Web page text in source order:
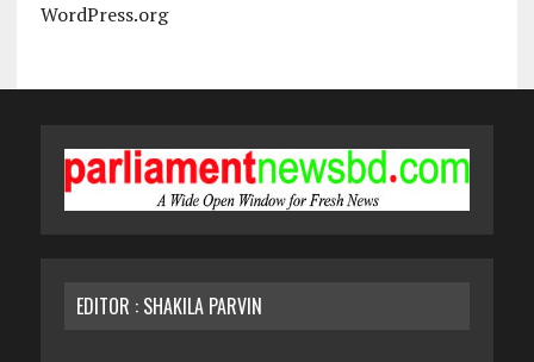
WordPress.org
EDITOR : SHAKILA PARVIN